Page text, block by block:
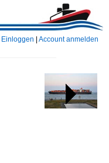
Einloggen Account anmelden